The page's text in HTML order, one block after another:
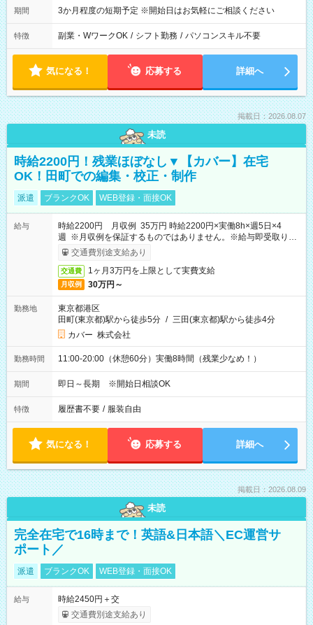
期間 3か月程度の短期予定 ※開始日はお気軽にご相談ください
特徴 副業・WワークOK / シフト勤務 / パソコンスキル不要
気になる！ 応募する 詳細へ
掲載日：2026.08.07
未読
時給2200円！残業ほぼなし▼【カバー】在宅
OK！田町での編集・校正・制作
派遣 ブランクOK WEB登録・面接OK
給与
時給2200円 月収例 35万円 時給2200円×実働8h×週5日×4
週 ※月収例を保証するものではありません。※給与即受取りサ
ービス利用可（利用条件有）
交通費別途支給あり
交通費 1ヶ月3万円を上限として実費支給
月収例 30万円～
勤務地
東京都港区
田町(東京都)駅から徒歩5分 / 三田(東京都)駅から徒歩4分
カバー 株式会社
勤務時間 11:00-20:00（休憩60分）実働8時間（残業少なめ！）
期間 即日～長期 ※開始日相談OK
特徴 履歴書不要 / 服装自由
気になる！ 応募する 詳細へ
掲載日：2026.08.09
未読
完全在宅で16時まで！英語&日本語＼EC運営サ
ポート／
派遣 ブランクOK WEB登録・面接OK
給与
時給2450円＋交
交通費別途支給あり